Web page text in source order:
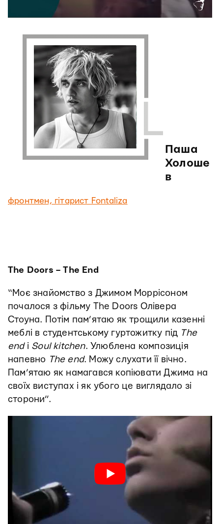
Паша
Холоше
в
фронтмен, гітарист Fontaliza
The Doors – The End
“Моє знайомство з Джимом Моррісоном
почалося з фільму The Doors Олівера
Стоуна. Потім пам’ятаю як трощили казенні
меблі в студентському гуртожитку під The
endі Soul kitchen. Улюблена композиція
напевно The end. Можу слухати її вічно.
Пам’ятаю як намагався копіювати Джима на
своїх виступах і як убого це виглядало зі
сторони”.